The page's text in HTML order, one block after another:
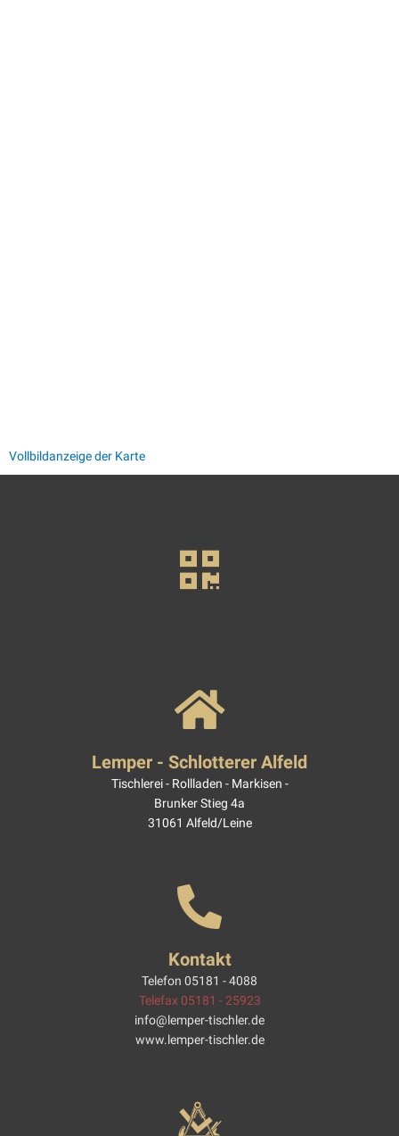
Vollbildanzeige der Karte
Lemper - Schlotterer Alfeld
Tischlerei - Rollladen - Markisen -
Brunker Stieg 4a
31061 Alfeld/Leine
Kontakt
Telefon 05181 - 4088
Telefax 05181 - 25923
info@lemper-tischler.de
www.lemper-tischler.de